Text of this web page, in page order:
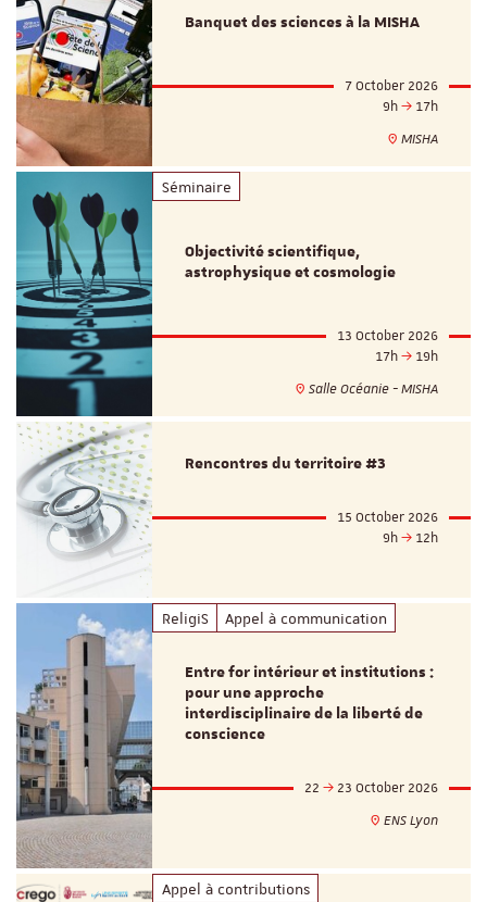
Banquet des sciences à la MISHA
7 October 2026
9h
17h
MISHA
Séminaire
Objectivité scientifique,
astrophysique et cosmologie
13 October 2026
17h
19h
Salle Océanie - MISHA
Rencontres du territoire #3
15 October 2026
9h
12h
ReligiS Appel à communication
Entre for intérieur et institutions :
pour une approche
interdisciplinaire de la liberté de
conscience
22
23 October 2026
ENS Lyon
Appel à contributions